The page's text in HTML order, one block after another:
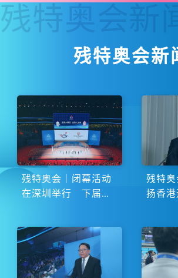
残特奥会新
残特奥会
残特奥会｜闭幕活动
在深圳举行 下届由
残特
扬香港